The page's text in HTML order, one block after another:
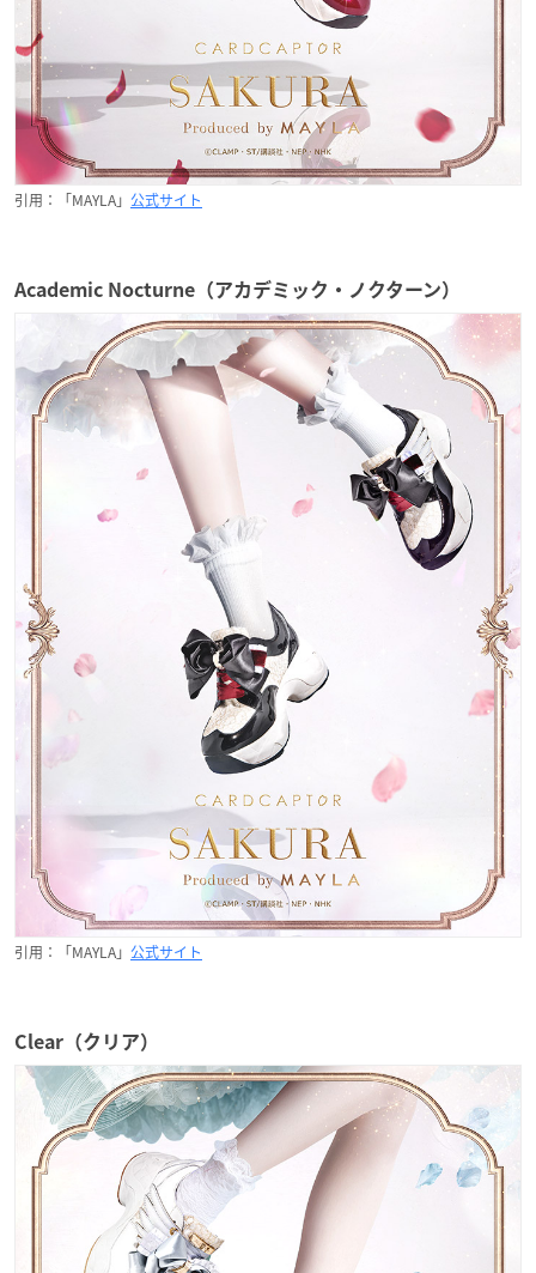
引用：「MAYLA」 公式サイト
Academic Nocturne（アカデミック・ノクターン）
引用：「MAYLA」 公式サイト
Clear（クリア）